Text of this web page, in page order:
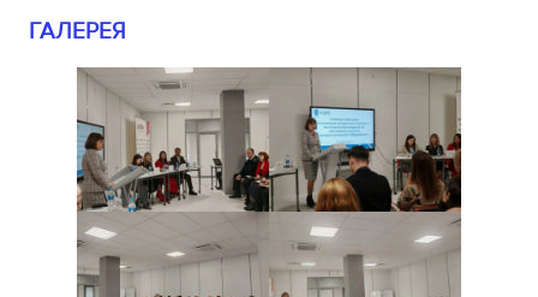
ГАЛЕРЕЯ